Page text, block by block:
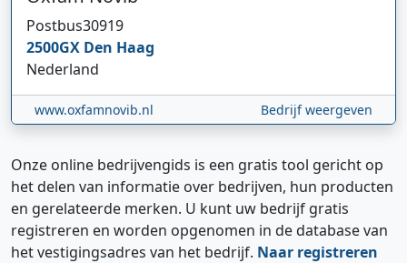
Postbus30919
2500GX Den Haag
Nederland
www.oxfamnovib.nl Bedrijf weergeven
Onze online bedrijvengids is een gratis tool gericht op
het delen van informatie over bedrijven, hun producten
en gerelateerde merken. U kunt uw bedrijf gratis
registreren en worden opgenomen in de database van
het vestigingsadres van het bedrijf. Naar registreren